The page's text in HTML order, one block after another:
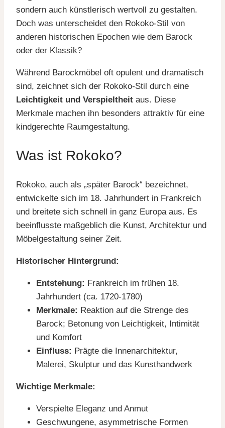
sondern auch künstlerisch wertvoll zu gestalten.
Doch was unterscheidet den Rokoko-Stil von
anderen historischen Epochen wie dem Barock
oder der Klassik?
Während Barockmöbel oft opulent und dramatisch
sind, zeichnet sich der Rokoko-Stil durch eine
Leichtigkeit und Verspieltheit aus. Diese
Merkmale machen ihn besonders attraktiv für eine
kindgerechte Raumgestaltung.
Was ist Rokoko?
Rokoko, auch als „später Barock“ bezeichnet,
entwickelte sich im 18. Jahrhundert in Frankreich
und breitete sich schnell in ganz Europa aus. Es
beeinflusste maßgeblich die Kunst, Architektur und
Möbelgestaltung seiner Zeit.
Historischer Hintergrund:
Entstehung: Frankreich im frühen 18.
Jahrhundert (ca. 1720-1780)
Merkmale: Reaktion auf die Strenge des
Barock; Betonung von Leichtigkeit, Intimität
und Komfort
Einfluss: Prägte die Innenarchitektur,
Malerei, Skulptur und das Kunsthandwerk
Wichtige Merkmale:
Verspielte Eleganz und Anmut
Geschwungene, asymmetrische Formen